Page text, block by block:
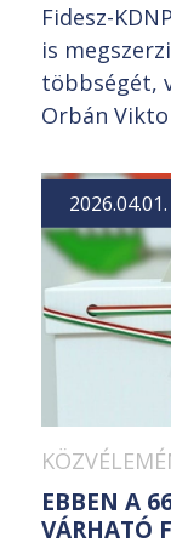
Fidesz-
is
többségét,
Orbán
2026.04.01.
EBBEN A
VÁRHATÓ